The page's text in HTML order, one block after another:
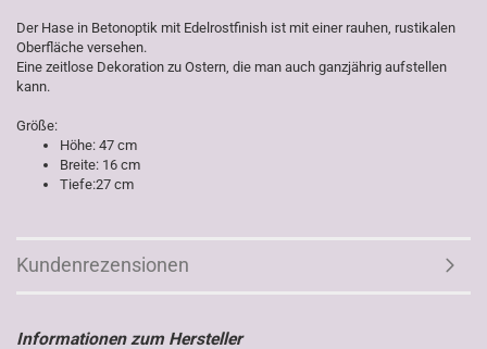
Der Hase in Betonoptik mit Edelrostfinish ist mit einer rauhen, rustikalen
Oberfläche versehen.
Eine zeitlose Dekoration zu Ostern, die man auch ganzjährig aufstellen
kann.
Größe:
Höhe: 47 cm
Breite: 16 cm
Tiefe:27 cm
Kundenrezensionen